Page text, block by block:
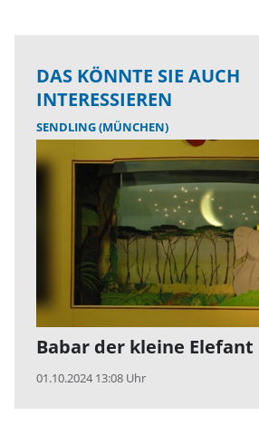
DAS KÖNNTE SIE AUCH
INTERESSIEREN
SENDLING (MÜNCHEN)
Babar der kleine Elefant
01.10.2024 13:08 Uhr